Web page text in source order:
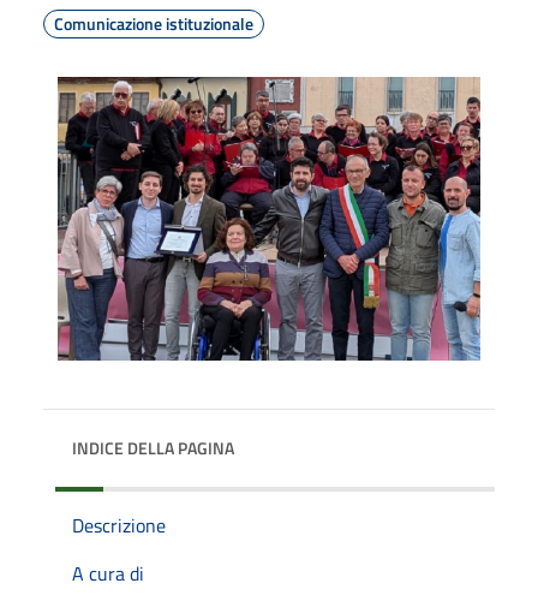
Comunicazione istituzionale
INDICE DELLA PAGINA
Descrizione
A cura di